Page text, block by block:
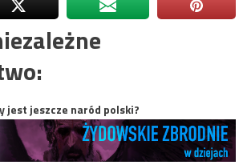
jest jeszcze naród polski?